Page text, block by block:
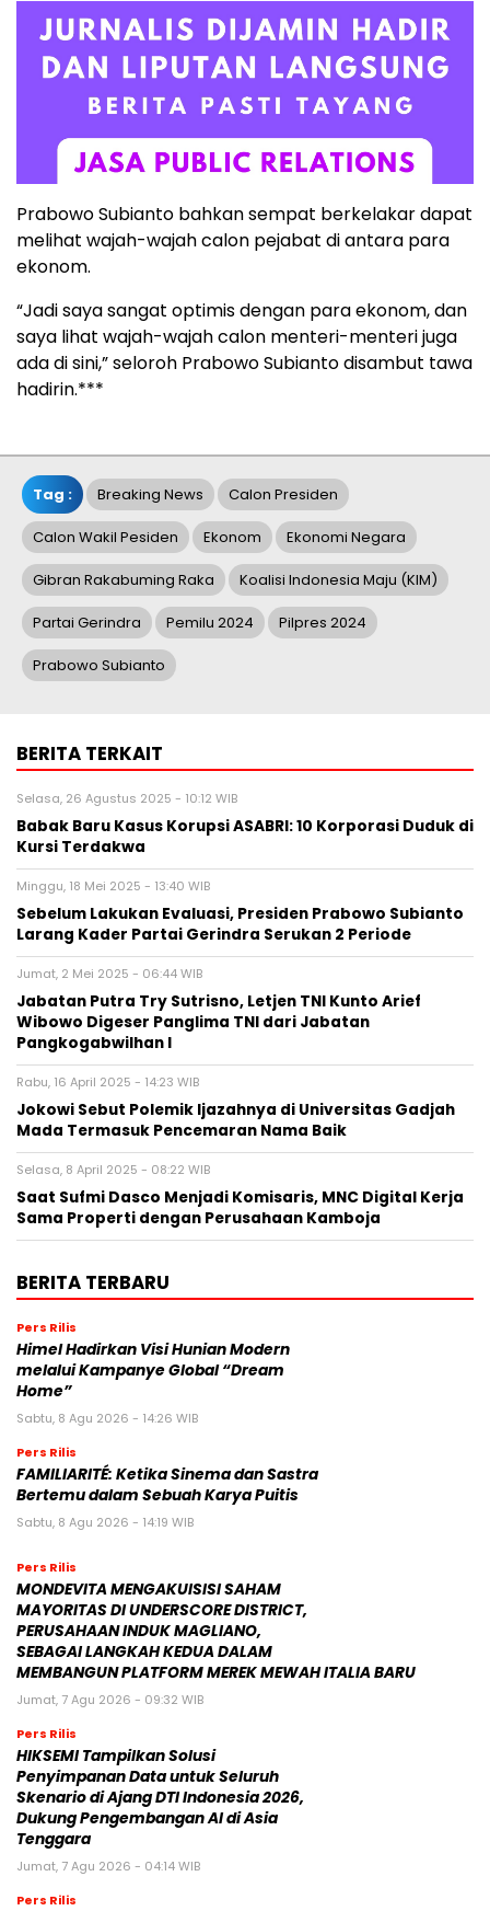
Prabowo Subianto bahkan sempat berkelakar dapat
melihat wajah-wajah calon pejabat di antara para
ekonom.
“Jadi saya sangat optimis dengan para ekonom, dan
saya lihat wajah-wajah calon menteri-menteri juga
ada di sini,” seloroh Prabowo Subianto disambut tawa
hadirin.***
Tag : Breaking News Calon Presiden
Calon Wakil Pesiden Ekonom Ekonomi Negara
Gibran Rakabuming Raka Koalisi Indonesia Maju (KIM)
Partai Gerindra Pemilu 2024 Pilpres 2024
Prabowo Subianto
BERITA TERKAIT
Selasa, 26 Agustus 2025 - 10:12 WIB
Babak Baru Kasus Korupsi ASABRI: 10 Korporasi Duduk di
Kursi Terdakwa
Minggu, 18 Mei 2025 - 13:40 WIB
Sebelum Lakukan Evaluasi, Presiden Prabowo Subianto
Larang Kader Partai Gerindra Serukan 2 Periode
Jumat, 2 Mei 2025 - 06:44 WIB
Jabatan Putra Try Sutrisno, Letjen TNI Kunto Arief
Wibowo Digeser Panglima TNI dari Jabatan
Pangkogabwilhan I
Rabu, 16 April 2025 - 14:23 WIB
Jokowi Sebut Polemik Ijazahnya di Universitas Gadjah
Mada Termasuk Pencemaran Nama Baik
Selasa, 8 April 2025 - 08:22 WIB
Saat Sufmi Dasco Menjadi Komisaris, MNC Digital Kerja
Sama Properti dengan Perusahaan Kamboja
BERITA TERBARU
Pers Rilis
Himel Hadirkan Visi Hunian Modern
melalui Kampanye Global “Dream
Home”
Sabtu, 8 Agu 2026 - 14:26 WIB
Pers Rilis
FAMILIARITÉ: Ketika Sinema dan Sastra
Bertemu dalam Sebuah Karya Puitis
Sabtu, 8 Agu 2026 - 14:19 WIB
Pers Rilis
MONDEVITA MENGAKUISISI SAHAM
MAYORITAS DI UNDERSCORE DISTRICT,
PERUSAHAAN INDUK MAGLIANO,
SEBAGAI LANGKAH KEDUA DALAM
MEMBANGUN PLATFORM MEREK MEWAH ITALIA BARU
Jumat, 7 Agu 2026 - 09:32 WIB
Pers Rilis
HIKSEMI Tampilkan Solusi
Penyimpanan Data untuk Seluruh
Skenario di Ajang DTI Indonesia 2026,
Dukung Pengembangan AI di Asia
Tenggara
Jumat, 7 Agu 2026 - 04:14 WIB
Pers Rilis